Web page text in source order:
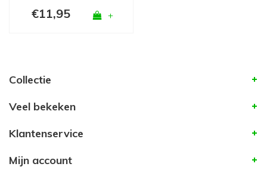
€11,95 +
Collectie
Veel bekeken
Klantenservice
Mijn account